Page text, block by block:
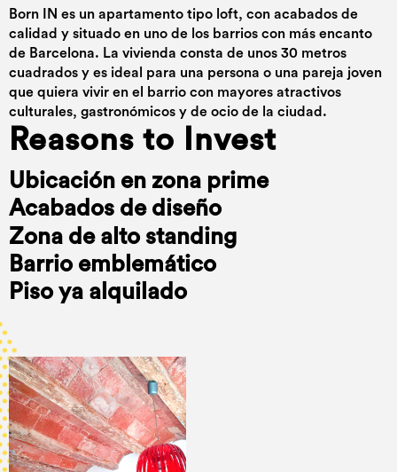
Born IN es un apartamento tipo loft, con acabados de
calidad y situado en uno de los barrios con más encanto
de Barcelona. La vivienda consta de unos 30 metros
cuadrados y es ideal para una persona o una pareja joven
que quiera vivir en el barrio con mayores atractivos
culturales, gastronómicos y de ocio de la ciudad.
Reasons to Invest
Ubicación en zona prime
Acabados de diseño
Zona de alto standing
Barrio emblemático
Piso ya alquilado